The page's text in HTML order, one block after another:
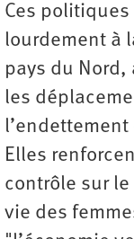
Ces
lourdement à
pays du
les
Elles
contrôle sur le
vie des